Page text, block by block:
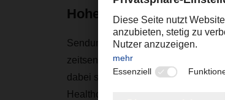
Hohe Anforderungen an
Sendungen mit Medikamenten,
zeitsensibel und unterliegen
dabei sicher, dass DACHSER die
Healthcare-Sektor kennt und